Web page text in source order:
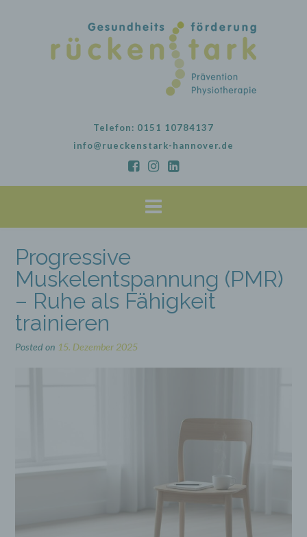
Telefon: 0151 10784137
info@rueckenstark-hannover.de
Progressive
Muskelentspannung (PMR)
– Ruhe als Fähigkeit
trainieren
Posted on 15. Dezember 2025